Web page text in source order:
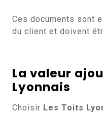
Ces documents sont
du client et doivent
La valeur
Lyonnais
Choisir Les Toits